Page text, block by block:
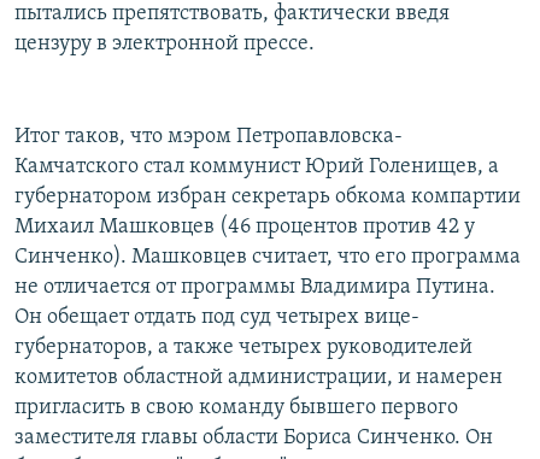
пытались препятствовать, фактически введя
цензуру в электронной прессе.
Итог таков, что мэром Петропавловска-
Камчатского стал коммунист Юрий Голенищев, а
губернатором избран секретарь обкома компартии
Михаил Машковцев (46 процентов против 42 у
Синченко). Машковцев считает, что его программа
не отличается от программы Владимира Путина.
Он обещает отдать под суд четырех вице-
губернаторов, а также четырех руководителей
комитетов областной администрации, и намерен
пригласить в свою команду бывшего первого
заместителя главы области Бориса Синченко. Он